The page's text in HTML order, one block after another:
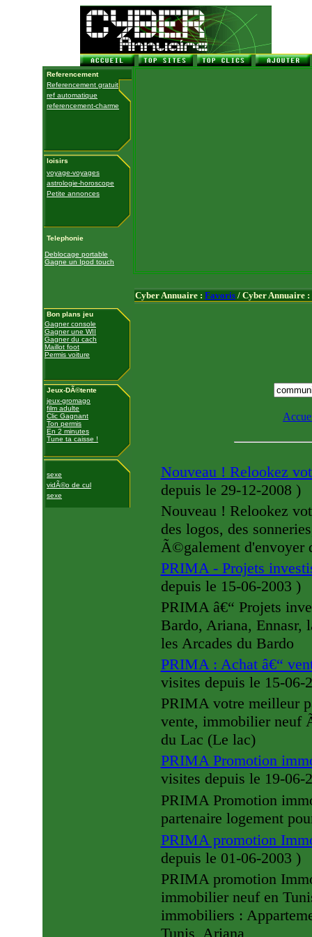
Referencement
Referencement gratuit
ref automatique
referencement-charme
loisirs
voyage-voyages
astrologie-horoscope
Petite annonces
Telephonie
Deblocage portable
Gagne un Ipod touch
Bon plans jeu
Gagner console
Gagner une WII
Gagner du cach
Maillot foot
Permis voiture
Jeux-DÃ©tente
jeux-gromago
film adulte
Clic Gagnant
Ton permis
En 2 minutes
Tune ta caisse !
sexe
vidÃ©o de cul
sexe
Cyber Annuaire : Favoris / Cyber Annuaire :
Nouveau ! Relookez
depuis le 29-12-2008 )
Nouveau ! Relookez
des logos, des
Ã©galement d'envoyer
PRIMA - Projets
depuis le 15-06-2003 )
PRIMA â€“ Projets
Bardo, Ariana, Ennasr,
les Arcades du Bardo
PRIMA : Achat â€“
visites depuis le 15-06-
PRIMA votre meilleur
vente, immobilier neuf
du Lac (Le lac)
PRIMA Promotion
visites depuis le 19-06-
PRIMA Promotion
partenaire logement
PRIMA promotion
depuis le 01-06-2003 )
PRIMA promotion
immobilier neuf en
immobiliers :
Tunis, Ariana